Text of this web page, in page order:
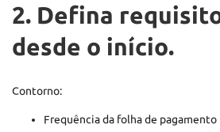
2. Defina
desde o início.
Contorno:
Frequência da folha de pagamento